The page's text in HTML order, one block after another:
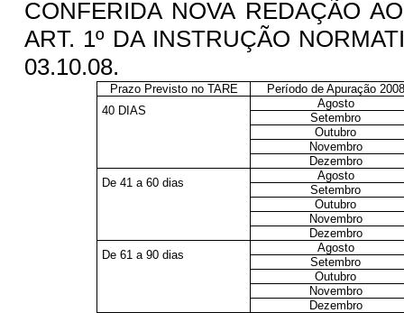
CONFERIDA NOVA REDAÇÃO
ART. 1º DA INSTRUÇÃO
03.10.08.
Prazo Previsto no TARE
Período de Apuração 2008
40 DIAS
Agosto
Setembro
Outubro
Novembro
Dezembro
De 41 a 60 dias
Agosto
Setembro
Outubro
Novembro
Dezembro
De 61 a 90 dias
Agosto
Setembro
Outubro
Novembro
Dezembro